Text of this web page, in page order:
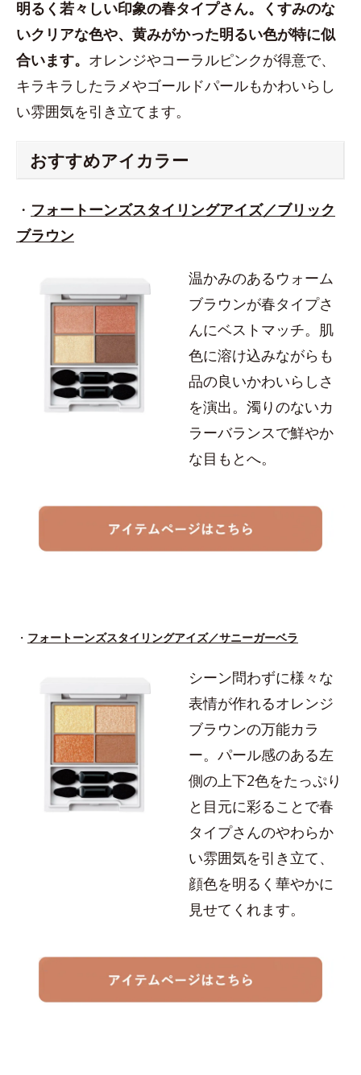
明るく若々しい印象の春タイプさん。くすみのな
いクリアな色や、黄みがかった明るい色が特に似
合います。 オレンジやコーラルピンクが得意で、
キラキラしたラメやゴールドパールもかわいらし
い雰囲気を引き立てます。
おすすめアイカラー
・ フォートーンズスタイリングアイズ／ブリック
ブラウン
温かみのあるウォーム
ブラウンが春タイプさ
んにベストマッチ。肌
色に溶け込みながらも
品の良いかわいらしさ
を演出。濁りのないカ
ラーバランスで鮮やか
な目もとへ。
・ フォートーンズスタイリングアイズ／サニーガーベラ
シーン問わずに様々な
表情が作れるオレンジ
ブラウンの万能カラ
ー。パール感のある左
側の上下2色をたっぷり
と目元に彩ることで春
タイプさんのやわらか
い雰囲気を引き立て、
顔色を明るく華やかに
見せてくれます。